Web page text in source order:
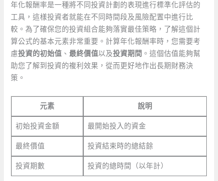
年化報酬率是一種將不同投資計劃的表現進行標準化評估的
工具，這樣投資者就能在不同時間段及風險配置中進行比
較。為了確保您的投資組合能夠落實最佳策略，了解這個計
算公式的基本元素非常重要。計算年化報酬率時，您需要考
慮投資的初始值 、最終價值以及投資期間 。這個估值能夠幫
助您了解到投資的複利效果，從而更好地作出長期財務決
策。
元素 說明
初始投資金額 最開始投入的資金
最終價值 投資結束時的總結餘
投資期數 投資的總時間（以年計）